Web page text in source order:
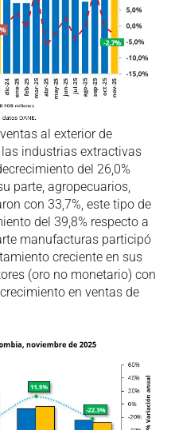
al exterior de
industrias extractivas
del 26,0%
parte, agropecuarios,
con 33,7%, este tipo de
del 39,8% respecto a
manufacturas participó
creciente en sus
(oro no monetario) con
en ventas de